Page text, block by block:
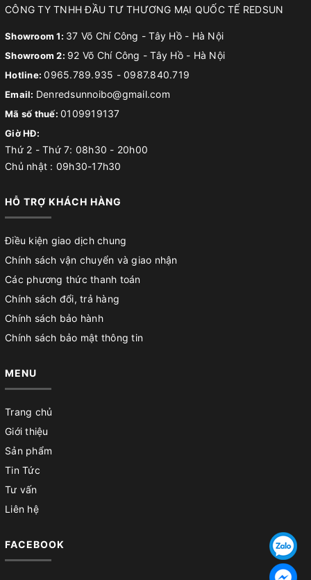
CÔNG TY TNHH ĐẦU TƯ THƯƠNG MẠI QUỐC TẾ REDSUN
Showroom 1: 37 Võ Chí Công - Tây Hồ - Hà Nội
Showroom 2: 92 Võ Chí Công - Tây Hồ - Hà Nội
Hotline:0965.789.935 - 0987.840.719
Email: Denredsunnoibo@gmail.com
Mã số thuế: 0109919137
Giờ HĐ:
Thứ 2 - Thứ 7: 08h30 - 20h00
Chủ nhật : 09h30-17h30
HỖ TRỢ KHÁCH HÀNG
Điều kiện giao dịch chung
Chính sách vận chuyển và giao nhận
Các phương thức thanh toán
Chính sách đổi, trả hàng
Chính sách bảo hành
Chính sách bảo mật thông tin
MENU
Trang chủ
Giới thiệu
Sản phẩm
Tin Tức
Tư vấn
Liên hệ
FACEBOOK